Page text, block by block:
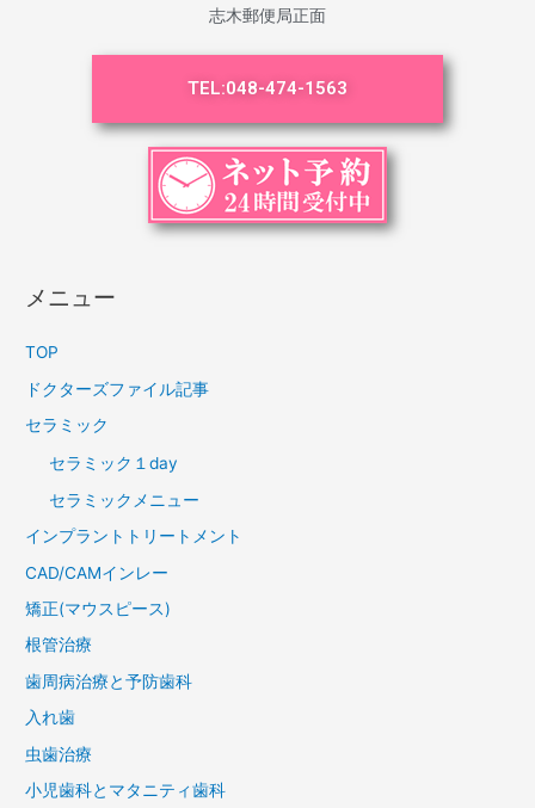
志木郵便局正面
TEL:048-474-1563
メニュー
TOP
ドクターズファイル記事
セラミック
セラミック１day
セラミックメニュー
インプラントトリートメント
CAD/CAMインレー
矯正(マウスピース)
根管治療
歯周病治療と予防歯科
入れ歯
虫歯治療
小児歯科とマタニティ歯科